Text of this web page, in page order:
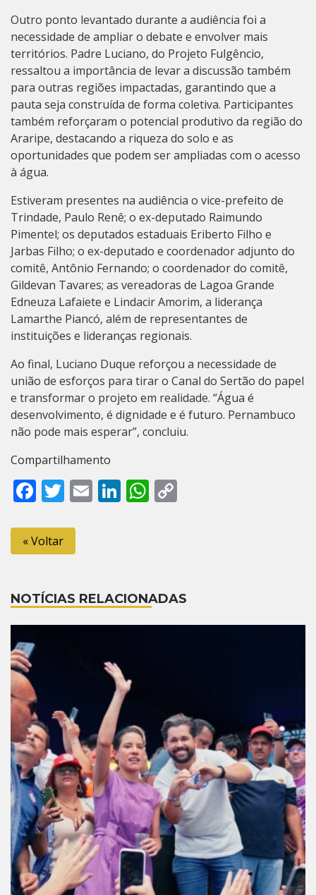
Outro ponto levantado durante a audiência foi a
necessidade de ampliar o debate e envolver mais
territórios. Padre Luciano, do Projeto Fulgêncio,
ressaltou a importância de levar a discussão também
para outras regiões impactadas, garantindo que a
pauta seja construída de forma coletiva. Participantes
também reforçaram o potencial produtivo da região do
Araripe, destacando a riqueza do solo e as
oportunidades que podem ser ampliadas com o acesso
à água.
Estiveram presentes na audiência o vice-prefeito de
Trindade, Paulo Renê; o ex-deputado Raimundo
Pimentel; os deputados estaduais Eriberto Filho e
Jarbas Filho; o ex-deputado e coordenador adjunto do
comitê, Antônio Fernando; o coordenador do comitê,
Gildevan Tavares; as vereadoras de Lagoa Grande
Edneuza Lafaiete e Lindacir Amorim, a liderança
Lamarthe Piancó, além de representantes de
instituições e lideranças regionais.
Ao final, Luciano Duque reforçou a necessidade de
união de esforços para tirar o Canal do Sertão do papel
e transformar o projeto em realidade. “Água é
desenvolvimento, é dignidade e é futuro. Pernambuco
não pode mais esperar”, concluiu.
Compartilhamento
Facebook
Twitter
EmailLinkedIn
WhatsApp
« Voltar
NOTÍCIAS RELACIONADAS